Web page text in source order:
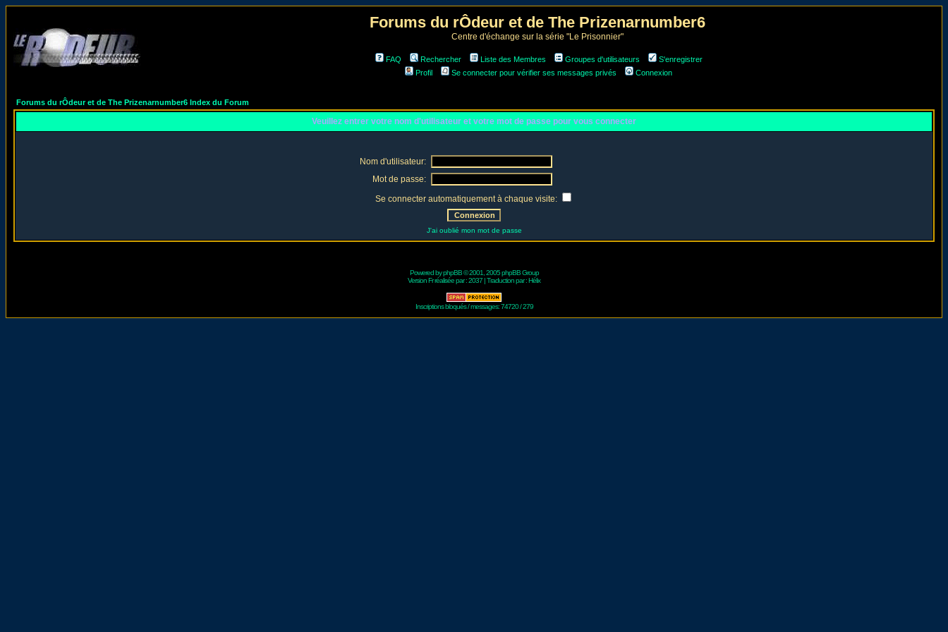
Forums du rÔdeur et de The Prizenarnumber6
Centre d'échange sur la série "Le Prisonnier"
FAQ Rechercher Liste des Membres Groupes d'utilisateurs
S'enregistrer
Profil
Se connecter pour vérifier ses messages privés Connexion
Forums du rÔdeur et de The Prizenarnumber6 Index du Forum
Veuillez entrer votre nom d'utilisateur et votre mot de passe pour vous connecter
Nom d'utilisateur:
Mot de passe:
Se connecter automatiquement à chaque visite:
J'ai oublié mon mot de passe
Powered byphpBB© 2001, 2005 phpBB Group
Version Fr réalisée par :2037 | Traduction par :Hélix
Inscriptions bloqués / messages: 74720 / 279